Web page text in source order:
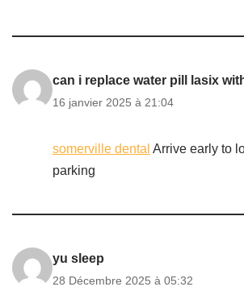
can i replace water pill lasix
16 janvier 2025 à 21:04
somerville dental Arrive early to
parking
yu sleep
28 Décembre 2025 à 05:32